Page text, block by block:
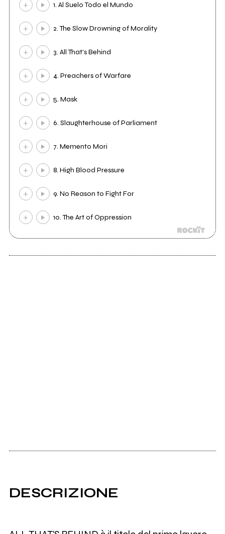
1. Al Suelo Todo el Mundo
2. The Slow Drowning of Morality
3. All That's Behind
4. Preachers of Warfare
5. Mask
6. Slaughterhouse of Parliament
7. Memento Mori
8. High Blood Pressure
9. No Reason to Fight For
10. The Art of Oppression
DESCRIZIONE